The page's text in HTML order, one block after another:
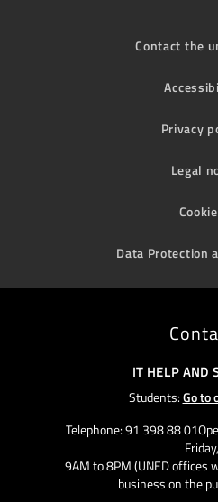
Contact the
Privacy
Legal
Data Protection
IT HELP AND
Students:Go to
Telephone: 91 398 88
Friday,
9AM to 8PM (UNED offices
business on the